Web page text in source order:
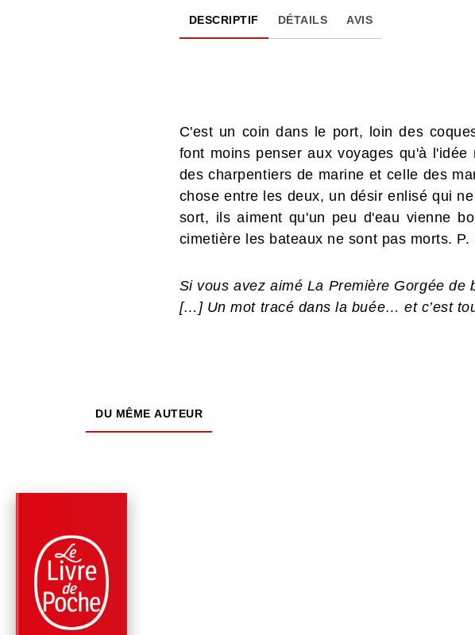
DESCRIPTIF DÉTAILS AVIS
C'est un coin dans le port, loin des
font moins penser aux voyages qu'à
des charpentiers de marine et celle des
chose entre les deux, un désir enlisé qui
sort, ils aiment qu'un peu d'eau vienne
cimetière les bateaux ne sont pas morts. P.
Si vous avez aimé La Première Gorgée
[…] Un mot tracé dans la buée… et c’est
DU MÊME AUTEUR